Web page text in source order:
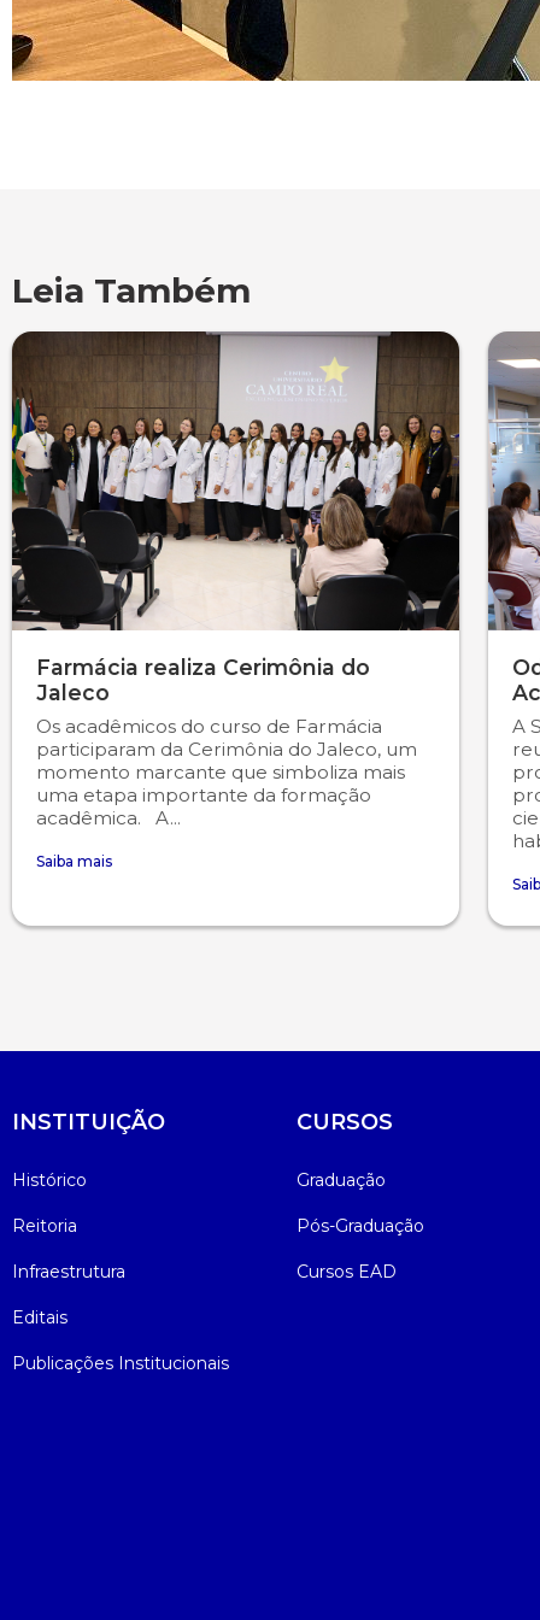
Leia Também
Farmácia realiza Cerimônia do
Jaleco
Os acadêmicos do curso de Farmácia
participaram da Cerimônia do Jaleco, um
momento marcante que simboliza mais
uma etapa importante da formação
acadêmica. A...
Saiba mais
A
INSTITUIÇÃO
Histórico
Reitoria
Infraestrutura
Editais
Publicações Institucionais
CURSOS
Graduação
Pós-Graduação
Cursos EAD